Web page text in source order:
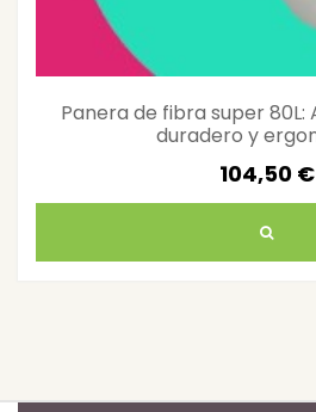
Panera de fibra super
duradero y
104,50 €